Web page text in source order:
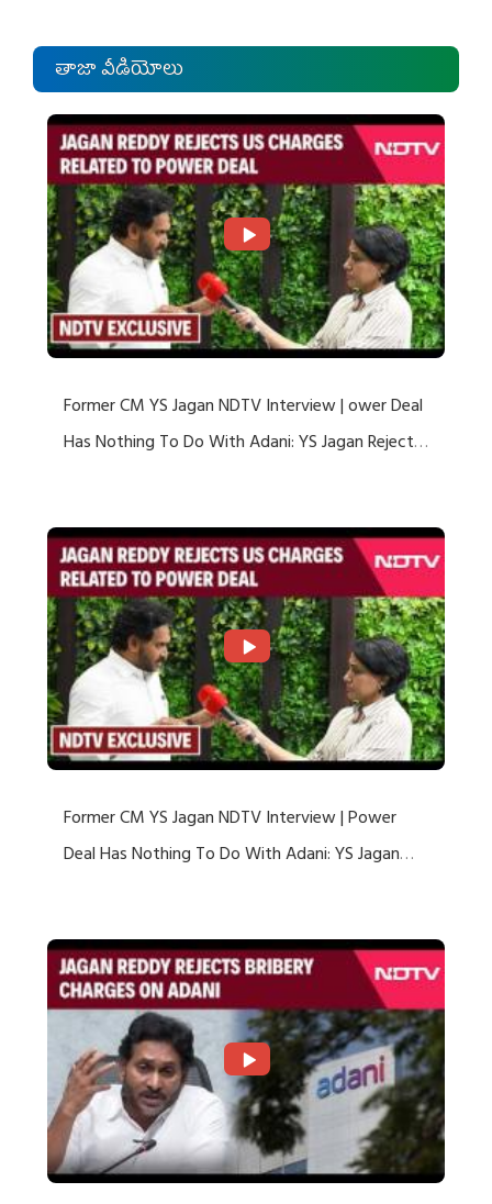
తాజా వీడియోలు
Former CM YS Jagan NDTV Interview | ower Deal
Has Nothing To Do With Adani: YS Jagan Rejects
Former CM YS Jagan NDTV Interview | Power
Deal Has Nothing To Do With Adani: YS Jagan